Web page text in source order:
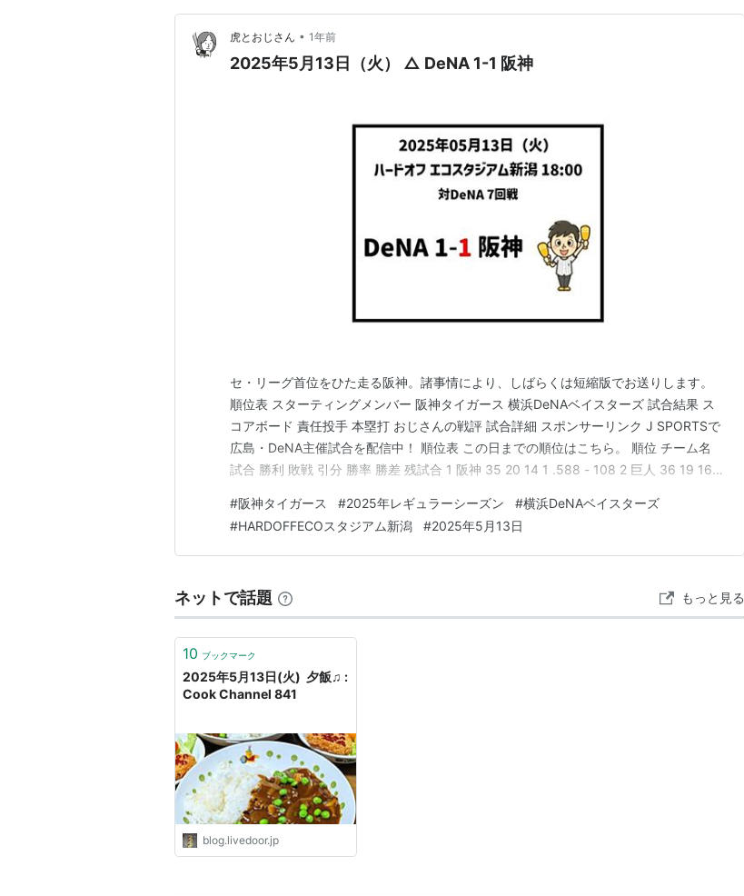
虎とおじさん • 1年前
2025年5月13日（火） △ DeNA 1-1 阪神
セ・リーグ首位をひた走る阪神。諸事情により、しばらくは短縮版でお送りします。
順位表 スターティングメンバー 阪神タイガース 横浜DeNAベイスターズ 試合結果 ス
コアボード 責任投手 本塁打 おじさんの戦評 試合詳細 スポンサーリンク J SPORTSで
広島・DeNA主催試合を配信中！ 順位表 この日までの順位はこちら。 順位 チーム名
試合 勝利 敗戦 引分 勝率 勝差 残試合 1 阪神 35 20 14 1 .588 - 108 2 巨人 36 19 16 1
#阪神タイガース #2025年レギュラーシーズン #横浜DeNAベイスターズ
#HARDOFFECOスタジアム新潟 #2025年5月13日
ネットで話題 もっと見る
10 ブックマーク
2025年5月13日(火) 夕飯♫ :
Cook Channel 841
blog.livedoor.jp